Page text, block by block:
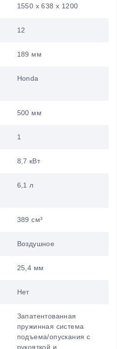
1550 x 638 x 1200
12
189 мм
Honda
500 мм
1
8,7 кВт
6,1 л
389 см³
Воздушное
25,4 мм
Нет
Запатентованная
пружинная система
подъема/опускания с
рукояткой и